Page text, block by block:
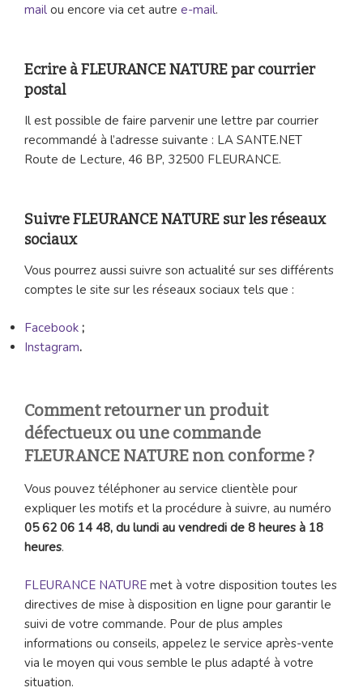
mail ou encore via cet autre e-mail.
Ecrire à FLEURANCE NATURE par courrier
postal
Il est possible de faire parvenir une lettre par courrier
recommandé à l’adresse suivante : LA SANTE.NET
Route de Lecture, 46 BP, 32500 FLEURANCE.
Suivre FLEURANCE NATURE sur les réseaux
sociaux
Vous pourrez aussi suivre son actualité sur ses différents
comptes le site sur les réseaux sociaux tels que :
Facebook ;
Instagram.
Comment retourner un produit
défectueux ou une commande
FLEURANCE NATURE non conforme ?
Vous pouvez téléphoner au service clientèle pour
expliquer les motifs et la procédure à suivre, au numéro
05 62 06 14 48, du lundi au vendredi de 8 heures à 18
heures.
FLEURANCE NATURE met à votre disposition toutes les
directives de mise à disposition en ligne pour garantir le
suivi de votre commande. Pour de plus amples
informations ou conseils, appelez le service après-vente
via le moyen qui vous semble le plus adapté à votre
situation.